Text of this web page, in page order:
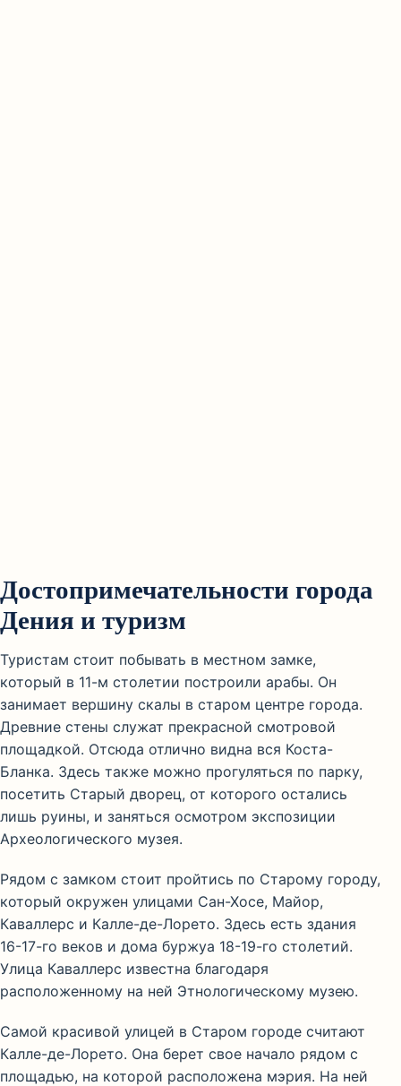
Достопримечательности города
Дения и туризм
Туристам стоит побывать в местном замке,
который в 11-м столетии построили арабы. Он
занимает вершину скалы в старом центре города.
Древние стены служат прекрасной смотровой
площадкой. Отсюда отлично видна вся Коста-
Бланка. Здесь также можно прогуляться по парку,
посетить Старый дворец, от которого остались
лишь руины, и заняться осмотром экспозиции
Археологического музея.
Рядом с замком стоит пройтись по Старому городу,
который окружен улицами Сан-Хосе, Майор,
Каваллерс и Калле-де-Лорето. Здесь есть здания
16-17-го веков и дома буржуа 18-19-го столетий.
Улица Каваллерс известна благодаря
расположенному на ней Этнологическому музею.
Самой красивой улицей в Старом городе считают
Калле-де-Лорето. Она берет свое начало рядом с
площадью, на которой расположена мэрия. На ней